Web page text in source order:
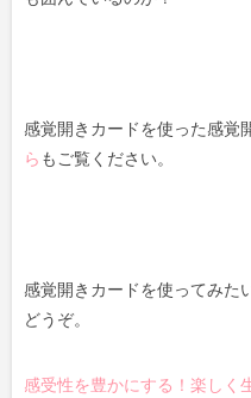
感覚開きカードを使った感覚
ら もご覧ください。
感覚開きカードを使ってみた
どうぞ。
感受性を豊かにする！楽しく